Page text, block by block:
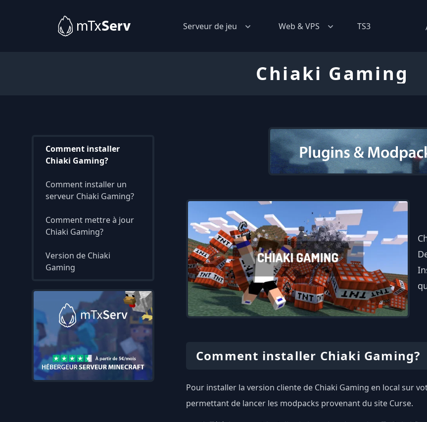
Serveur de jeu Web & VPS TS3
Chiaki Gaming
Comment installer
Chiaki Gaming?
Comment installer un
serveur Chiaki Gaming?
Comment mettre à jour
Chiaki Gaming?
Version de Chiaki
Gaming
Comment installer Chiaki Gaming?
Pour installer la version cliente de Chiaki Gaming en local sur
permettant de lancer les modpacks provenant du site Curse.